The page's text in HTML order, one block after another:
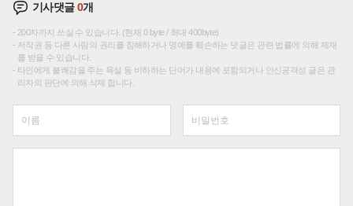
기사댓글0개
200자까지 쓰실 수 있습니다. (현재 0 byte / 최대 400byte)
저작권 등 다른 사람의 권리를 침해하거나 명예를 훼손하는 댓글은 관련 법률에 의해 제재
를 받을 수 있습니다.
타인에게 불쾌감을 주는 욕설 등 비하하는 단어가 내용에 포함되거나 인신공격성 글은 관
리자의 판단에 의해 삭제 합니다.